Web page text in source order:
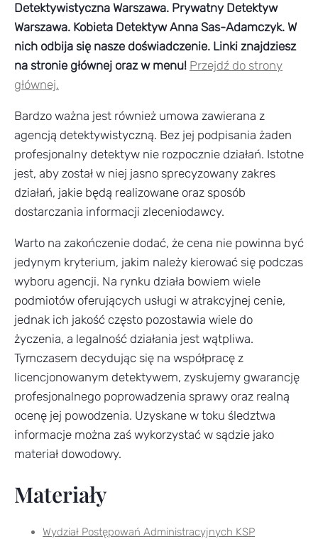
Detektywistyczna Warszawa. Prywatny Detektyw
Warszawa. Kobieta Detektyw Anna Sas-Adamczyk. W
nich odbija się nasze doświadczenie. Linki znajdziesz
na stronie głównej oraz w menu! Przejdź do strony
głównej.
Bardzo ważna jest również umowa zawierana z
agencją detektywistyczną. Bez jej podpisania żaden
profesjonalny detektyw nie rozpocznie działań. Istotne
jest, aby został w niej jasno sprecyzowany zakres
działań, jakie będą realizowane oraz sposób
dostarczania informacji zleceniodawcy.
Warto na zakończenie dodać, że cena nie powinna być
jedynym kryterium, jakim należy kierować się podczas
wyboru agencji. Na rynku działa bowiem wiele
podmiotów oferujących usługi w atrakcyjnej cenie,
jednak ich jakość często pozostawia wiele do
życzenia, a legalność działania jest wątpliwa.
Tymczasem decydując się na współpracę z
licencjonowanym detektywem, zyskujemy gwarancję
profesjonalnego poprowadzenia sprawy oraz realną
ocenę jej powodzenia. Uzyskane w toku śledztwa
informacje można zaś wykorzystać w sądzie jako
materiał dowodowy.
Materiały
Wydział Postępowań Administracyjnych KSP